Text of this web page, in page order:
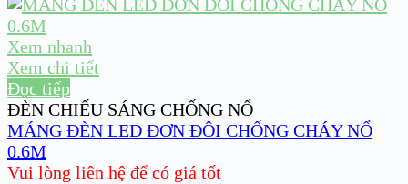
Xem nhanh
Xem chi tiết
Đọc tiếp
ĐÈN CHIẾU SÁNG CHỐNG NỔ
MÁNG ĐÈN LED ĐƠN ĐÔI CHỐNG CHÁY NỔ
0.6M
Vui lòng liên hệ để có giá tốt